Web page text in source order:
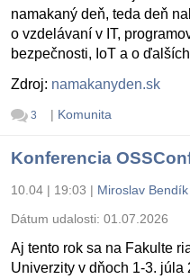
namakaný deň, teda deň
o vzdelávaní v IT,
bezpečnosti, IoT a o
Zdroj: namakanyden.sk
3 | Komunita
Konferencia
10.04 | 19:03 | Miroslav Bendík
Dátum udalosti: 01.07.2026
Aj tento rok sa na Fakulte
Univerzity v dňoch 1-3.